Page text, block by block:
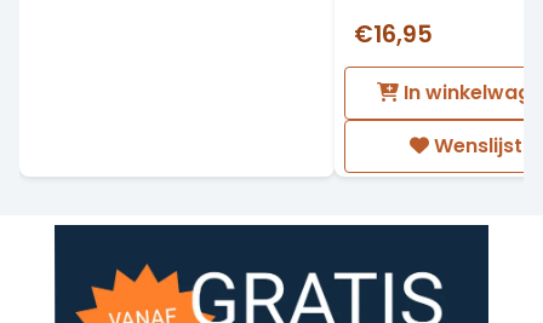
€16,95
In
Wenslijst